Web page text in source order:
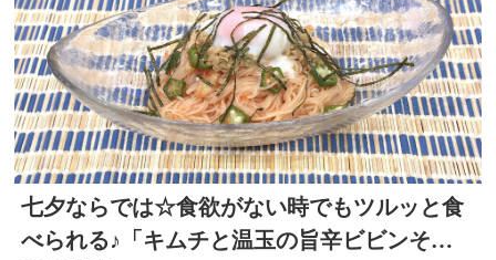
七夕ならでは☆食欲がない時でもツルッと食
べられる♪「キムチと温玉の旨辛ビビンそう